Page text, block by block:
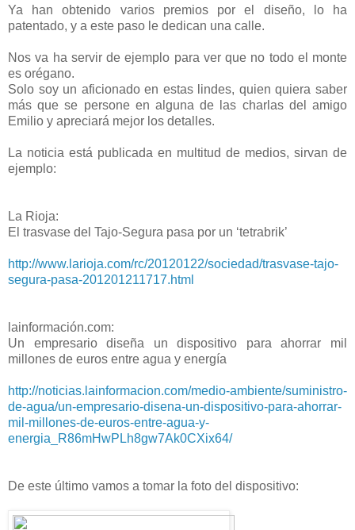
Ya han obtenido varios premios por el diseño, lo ha
patentado, y a este paso le dedican una calle.
Nos va ha servir de ejemplo para ver que no todo el monte
es orégano.
Solo soy un aficionado en estas lindes, quien quiera saber
más que se persone en alguna de las charlas del amigo
Emilio y apreciará mejor los detalles.
La noticia está publicada en multitud de medios, sirvan de
ejemplo:
La Rioja:
El trasvase del Tajo-Segura pasa por un ‘tetrabrik’
http://www.larioja.com/rc/20120122/sociedad/trasvase-tajo-
segura-pasa-201201211717.html
lainformación.com:
Un empresario diseña un dispositivo para ahorrar mil
millones de euros entre agua y energía
http://noticias.lainformacion.com/medio-ambiente/suministro-
de-agua/un-empresario-disena-un-dispositivo-para-ahorrar-
mil-millones-de-euros-entre-agua-y-
energia_R86mHwPLh8gw7Ak0CXix64/
De este último vamos a tomar la foto del dispositivo: